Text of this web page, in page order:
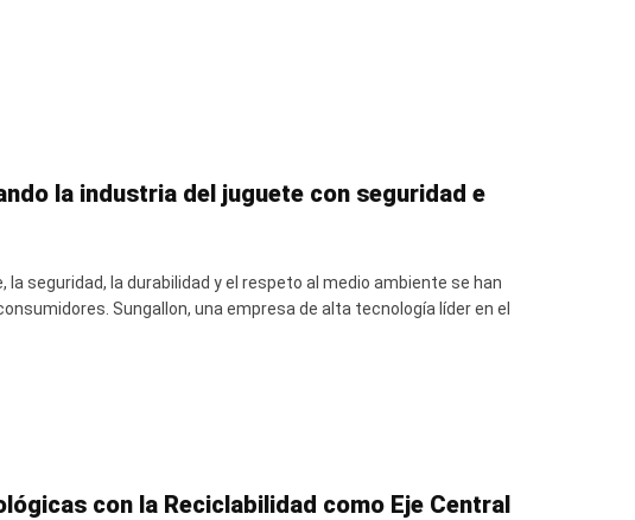
la industria del juguete con seguridad e
seguridad, la durabilidad y el respeto al medio ambiente se han
Sungallon, una empresa de alta tecnología líder en el
con la Reciclabilidad como Eje Central